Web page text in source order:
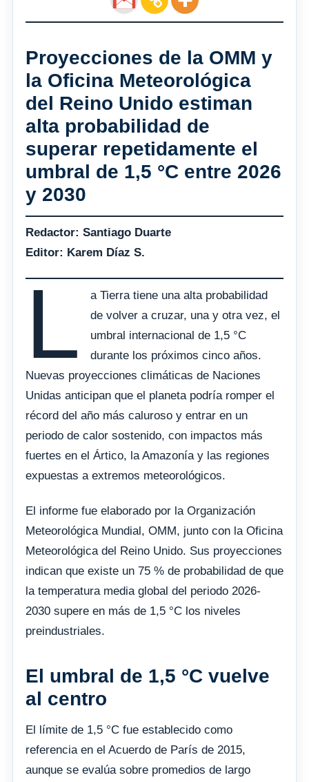
Proyecciones de la OMM y
la Oficina Meteorológica
del Reino Unido estiman
alta probabilidad de
superar repetidamente el
umbral de 1,5 °C entre 2026
y 2030
Redactor: Santiago Duarte
Editor: Karem Díaz S.
L
a Tierra tiene una alta probabilidad
de volver a cruzar, una y otra vez, el
umbral internacional de 1,5 °C
durante los próximos cinco años.
Nuevas proyecciones climáticas de Naciones
Unidas anticipan que el planeta podría romper el
récord del año más caluroso y entrar en un
periodo de calor sostenido, con impactos más
fuertes en el Ártico, la Amazonía y las regiones
expuestas a extremos meteorológicos.
El informe fue elaborado por la Organización
Meteorológica Mundial, OMM, junto con la Oficina
Meteorológica del Reino Unido. Sus proyecciones
indican que existe un 75 % de probabilidad de que
la temperatura media global del periodo 2026-
2030 supere en más de 1,5 °C los niveles
preindustriales.
El umbral de 1,5 °C vuelve
al centro
El límite de 1,5 °C fue establecido como
referencia en el Acuerdo de París de 2015,
aunque se evalúa sobre promedios de largo